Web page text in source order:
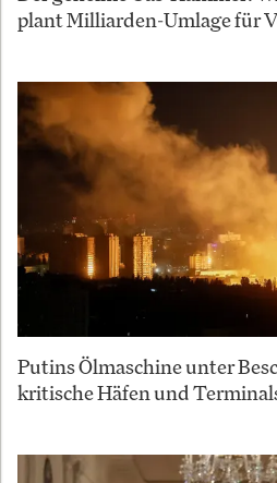
plant Milliarden-Umlage für
Putins Ölmaschine unter
kritische Häfen und